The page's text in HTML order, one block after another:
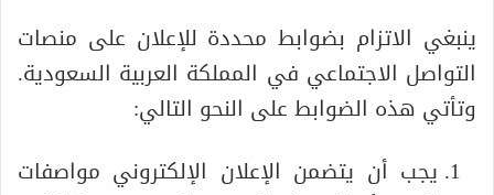
ينبغي الاتزام بضوابط محددة للإعلان على منصات
التواصل الاجتماعي في المملكة العربية السعودية.
وتأتي هذه الضوابط على النحو التالي:
يجب أن يتضمن الإعلان الإلكتروني مواصفات